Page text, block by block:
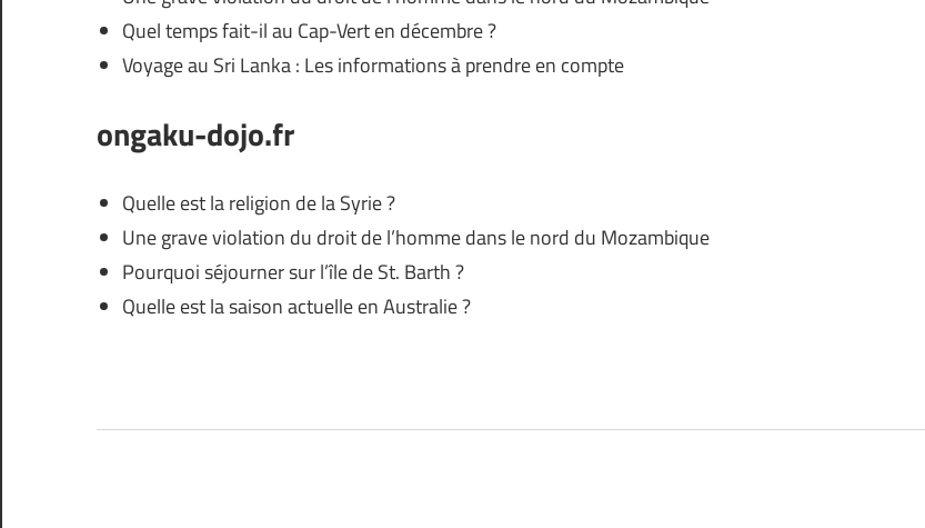
Quel temps fait-il au Cap-Vert en décembre ?
Voyage au Sri Lanka : Les informations à prendre en compte
ongaku-dojo.fr
Quelle est la religion de la Syrie ?
Une grave violation du droit de l’homme dans le nord du Mozambique
Pourquoi séjourner sur l’île de St. Barth ?
Quelle est la saison actuelle en Australie ?